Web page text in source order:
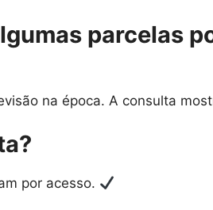
parcelas
na época. A consulta
por acesso.